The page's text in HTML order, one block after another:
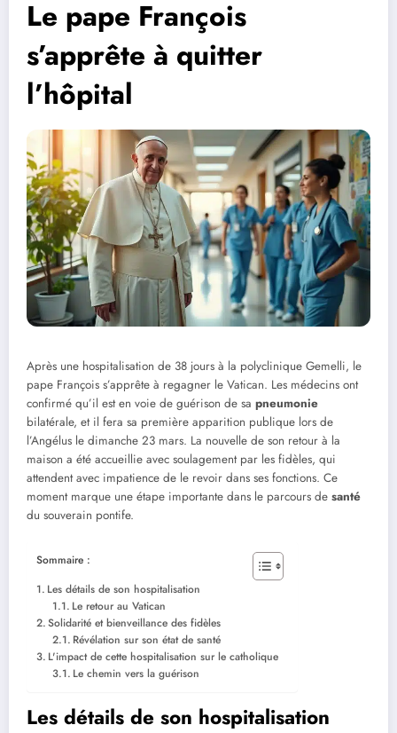
Le pape François
s’apprête à quitter
l’hôpital
Après une hospitalisation de 38 jours à la polyclinique Gemelli, le
pape François s’apprête à regagner le Vatican. Les médecins ont
confirmé qu’il est en voie de guérison de sa pneumonie
bilatérale, et il fera sa première apparition publique lors de
l’Angélus le dimanche 23 mars. La nouvelle de son retour à la
maison a été accueillie avec soulagement par les fidèles, qui
attendent avec impatience de le revoir dans ses fonctions. Ce
moment marque une étape importante dans le parcours de santé
du souverain pontife.
Sommaire :
Les détails de son hospitalisation
Le retour au Vatican
Solidarité et bienveillance des fidèles
Révélation sur son état de santé
L'impact de cette hospitalisation sur le catholique
Le chemin vers la guérison
Les détails de son hospitalisation